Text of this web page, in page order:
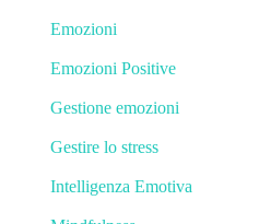
Emozioni
Emozioni Positive
Gestione emozioni
Gestire lo stress
Intelligenza Emotiva